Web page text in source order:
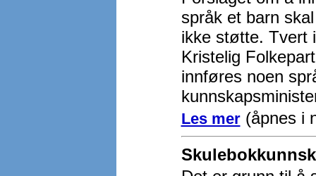
språk et barn
ikke støtte. Tvert
Kristelig
innføres noen
Les mer(åpnes i